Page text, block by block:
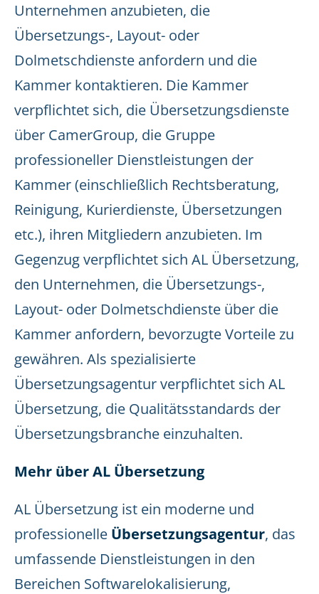
Unternehmen anzubieten, die
Übersetzungs-, Layout- oder
Dolmetschdienste anfordern und die
Kammer kontaktieren. Die Kammer
verpflichtet sich, die Übersetzungsdienste
über CamerGroup, die Gruppe
professioneller Dienstleistungen der
Kammer (einschließlich Rechtsberatung,
Reinigung, Kurierdienste, Übersetzungen
etc.), ihren Mitgliedern anzubieten. Im
Gegenzug verpflichtet sich AL Übersetzung,
den Unternehmen, die Übersetzungs-,
Layout- oder Dolmetschdienste über die
Kammer anfordern, bevorzugte Vorteile zu
gewähren. Als spezialisierte
Übersetzungsagentur verpflichtet sich AL
Übersetzung, die Qualitätsstandards der
Übersetzungsbranche einzuhalten.
Mehr über AL Übersetzung
AL Übersetzung ist ein moderne und
professionelle Übersetzungsagentur, das
umfassende Dienstleistungen in den
Bereichen Softwarelokalisierung,